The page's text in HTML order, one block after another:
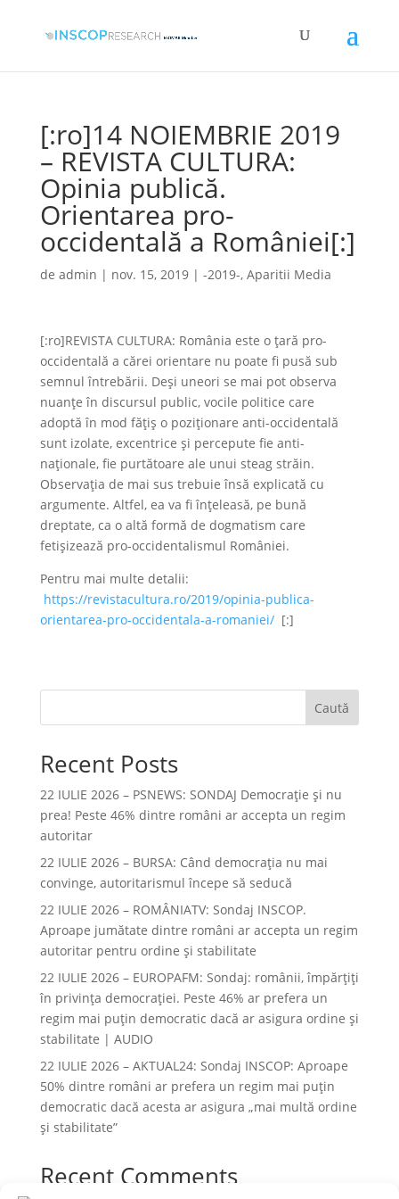
[:ro]14 NOIEMBRIE 2019
– REVISTA CULTURA:
Opinia publică.
Orientarea pro-
occidentală a României[:]
de admin | nov. 15, 2019| -2019-, Aparitii Media
[:ro]REVISTA CULTURA: România este o țară pro-
occidentală a cărei orientare nu poate fi pusă sub
semnul întrebării. Deși uneori se mai pot observa
nuanțe în discursul public, vocile politice care
adoptă în mod fățiș o poziționare anti-occidentală
sunt izolate, excentrice și percepute fie anti-
naționale, fie purtătoare ale unui steag străin.
Observația de mai sus trebuie însă explicată cu
argumente. Altfel, ea va fi înțeleasă, pe bună
dreptate, ca o altă formă de dogmatism care
fetișizează pro-occidentalismul României.
Pentru mai multe detalii:
https://revistacultura.ro/2019/opinia-publica-
orientarea-pro-occidentala-a-romaniei/[:]
Caută
Recent Posts
22 IULIE 2026 – PSNEWS: SONDAJ Democrație și nu
prea! Peste 46% dintre români ar accepta un regim
autoritar
22 IULIE 2026 – BURSA: Când democraţia nu mai
convinge, autoritarismul începe să seducă
22 IULIE 2026 – ROMÂNIATV: Sondaj INSCOP.
Aproape jumătate dintre români ar accepta un regim
autoritar pentru ordine și stabilitate
22 IULIE 2026 – EUROPAFM: Sondaj: românii, împărțiți
în privința democrației. Peste 46% ar prefera un
regim mai puțin democratic dacă ar asigura ordine și
stabilitate | AUDIO
22 IULIE 2026 – AKTUAL24: Sondaj INSCOP: Aproape
50% dintre români ar prefera un regim mai puțin
democratic dacă acesta ar asigura „mai multă ordine
și stabilitate”
Recent Comments